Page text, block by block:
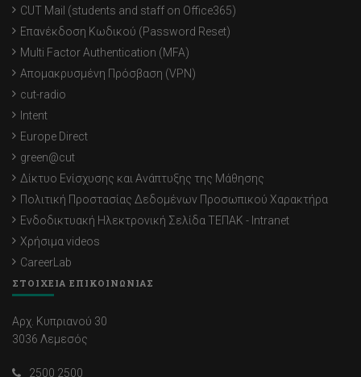
CUT Mail (students and staff on Office365)
Επανέκδοση Κωδικού (Password Reset)
Multi Factor Authentication (MFA)
Απομακρυσμένη Πρόσβαση (VPN)
cut-radio
Intent
Europe Direct
green@cut
Δίκτυο Ενίσχυσης και Ανάπτυξης της Μάθησης
Πολιτική Προστασίας Δεδομένων Προσωπικού Χαρακτήρα
Ενδοδικτυακή Ηλεκτρονική Σελίδα ΤΕΠΑΚ - Intranet
Χρήσιμα videos
CareerLab
ΣΤΟΙΧΕΙΑ ΕΠΙΚΟΙΝΩΝΙΑΣ
Αρχ. Κυπριανού 30
3036 Λεμεσός
2500 2500